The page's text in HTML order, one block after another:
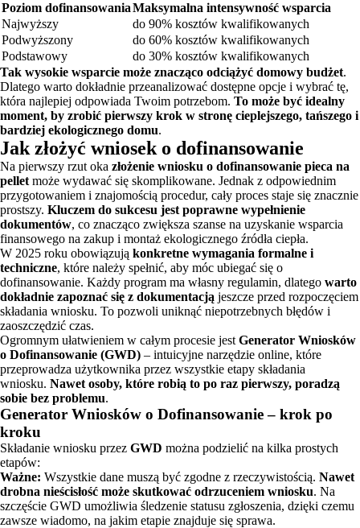
Poziom dofinansowaniaMaksymalna intensywność wsparcia
Najwyższy
do 90% kosztów kwalifikowanych
Podwyższony
do 60% kosztów kwalifikowanych
Podstawowy
do 30% kosztów kwalifikowanych
Tak wysokie wsparcie może znacząco odciążyć domowy budżet.
Dlatego warto dokładnie przeanalizować dostępne opcje i wybrać tę,
która najlepiej odpowiada Twoim potrzebom. To może być idealny
moment, by zrobić pierwszy krok w stronę cieplejszego, tańszego i
bardziej ekologicznego domu.
Jak złożyć wniosek o dofinansowanie
Na pierwszy rzut oka złożenie wniosku o dofinansowanie pieca na
pellet może wydawać się skomplikowane. Jednak z odpowiednim
przygotowaniem i znajomością procedur, cały proces staje się znacznie
prostszy. Kluczem do sukcesu jest poprawne wypełnienie
dokumentów, co znacząco zwiększa szanse na uzyskanie wsparcia
finansowego na zakup i montaż ekologicznego źródła ciepła.
W 2025 roku obowiązują konkretne wymagania formalne i
techniczne, które należy spełnić, aby móc ubiegać się o
dofinansowanie. Każdy program ma własny regulamin, dlatego warto
dokładnie zapoznać się z dokumentacją jeszcze przed rozpoczęciem
składania wniosku. To pozwoli uniknąć niepotrzebnych błędów i
zaoszczędzić czas.
Ogromnym ułatwieniem w całym procesie jest Generator Wniosków
o Dofinansowanie (GWD) – intuicyjne narzędzie online, które
przeprowadza użytkownika przez wszystkie etapy składania
wniosku. Nawet osoby, które robią to po raz pierwszy, poradzą
sobie bez problemu.
Generator Wniosków o Dofinansowanie – krok po
kroku
Składanie wniosku przez GWD można podzielić na kilka prostych
etapów:
Ważne: Wszystkie dane muszą być zgodne z rzeczywistością. Nawet
drobna nieścisłość może skutkować odrzuceniem wniosku. Na
szczęście GWD umożliwia śledzenie statusu zgłoszenia, dzięki czemu
zawsze wiadomo, na jakim etapie znajduje się sprawa.